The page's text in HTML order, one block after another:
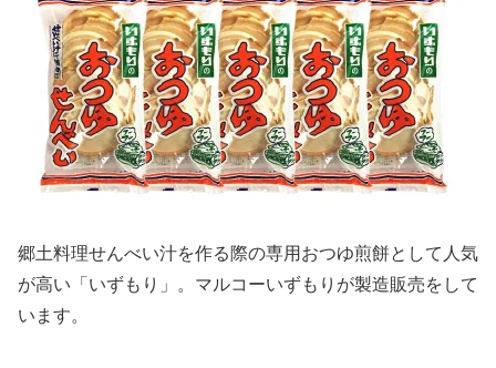
郷土料理せんべい汁を作る際の専用おつゆ煎餅として人気
が高い「いずもり」。マルコーいずもりが製造販売をして
います。